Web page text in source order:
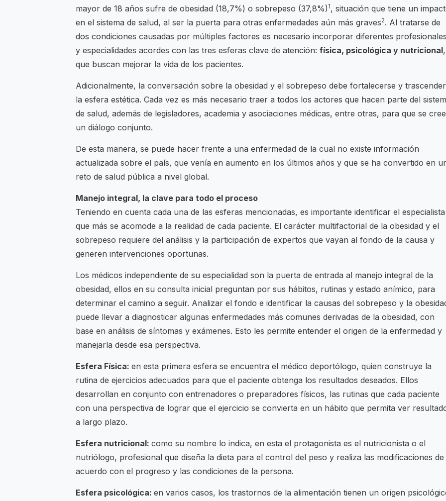
mayor de 18 años sufre de obesidad (18,7%) o sobrepeso (37,8%) 1, situación que tiene un
en el sistema de salud, al ser la puerta para otras enfermedades aún más graves2. Al tratarse de
dos condiciones causadas por múltiples factores es necesario incorporar diferentes
y especialidades acordes con las tres esferas clave de atención: física, psicológica y nutricional,
que buscan mejorar la vida de los pacientes.
Adicionalmente, la conversación sobre la obesidad y el sobrepeso debe fortalecerse y trascender
la esfera estética. Cada vez es más necesario traer a todos los actores que hacen parte del
de salud, además de legisladores, academia y asociaciones médicas, entre otras, para que se cree
un diálogo conjunto.
De esta manera, se puede hacer frente a una enfermedad de la cual no existe información
actualizada sobre el país, que venía en aumento en los últimos años y que se ha convertido en
reto de salud pública a nivel global.
Manejo integral, la clave para todo el proceso
Teniendo en cuenta cada una de las esferas mencionadas, es importante identificar el especialista
que más se acomode a la realidad de cada paciente. El carácter multifactorial de la obesidad y el
sobrepeso requiere del análisis y la participación de expertos que vayan al fondo de la causa y
generen intervenciones oportunas.
Los médicos independiente de su especialidad son la puerta de entrada al manejo integral de la
obesidad, ellos en su consulta inicial preguntan por sus hábitos, rutinas y estado anímico, para
determinar el camino a seguir. Analizar el fondo e identificar la causas del sobrepeso y la
puede llevar a diagnosticar algunas enfermedades más comunes derivadas de la obesidad, con
base en análisis de síntomas y exámenes. Esto les permite entender el origen de la enfermedad y
manejarla desde esa perspectiva.
Esfera Física: en esta primera esfera se encuentra el médico deportólogo, quien construye la
rutina de ejercicios adecuados para que el paciente obtenga los resultados deseados. Ellos
desarrollan en conjunto con entrenadores o preparadores físicos, las rutinas que cada paciente
con una perspectiva de lograr que el ejercicio se convierta en un hábito que permita ver
a largo plazo.
Esfera nutricional: como su nombre lo indica, en esta el protagonista es el nutricionista o el
nutriólogo, profesional que diseña la dieta para el control del peso y realiza las modificaciones de
acuerdo con el progreso y las condiciones de la persona.
Esfera psicológica: en varios casos, los trastornos de la alimentación tienen un origen